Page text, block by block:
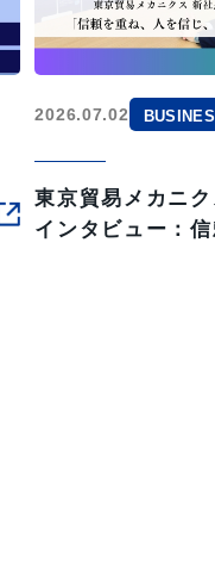
2026.07.02
東京貿易メカニ
インタビュー：